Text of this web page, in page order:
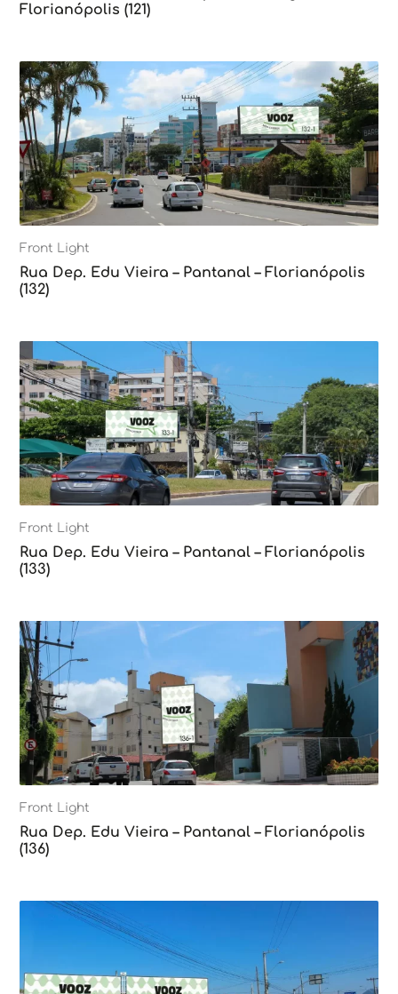
Florianópolis (121)
Front Light
Rua Dep. Edu Vieira – Pantanal – Florianópolis
(132)
Front Light
Rua Dep. Edu Vieira – Pantanal – Florianópolis
(133)
Front Light
Rua Dep. Edu Vieira – Pantanal – Florianópolis
(136)